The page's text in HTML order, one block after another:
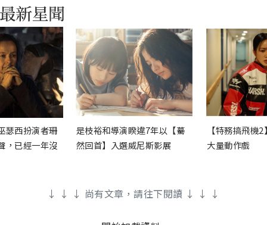
瑟西扮演者珊
，已經一年沒
是枝裕和導演睽違7年以【驀
然回首】入選威尼斯影展
【特務搞飛機
大量動作戲
↓ ↓ ↓ 尚有文章，請往下閱讀 ↓ ↓ ↓